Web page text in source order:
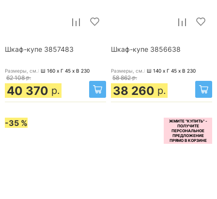
Шкаф-купе 3857483
Размеры, cм.: Ш 160 x Г 45 x В 230
62 108 р.
40 370 р.
Шкаф-купе 3856638
Размеры, cм.: Ш 140 x Г 45 x В 230
58 862 р.
38 260 р.
-35 %